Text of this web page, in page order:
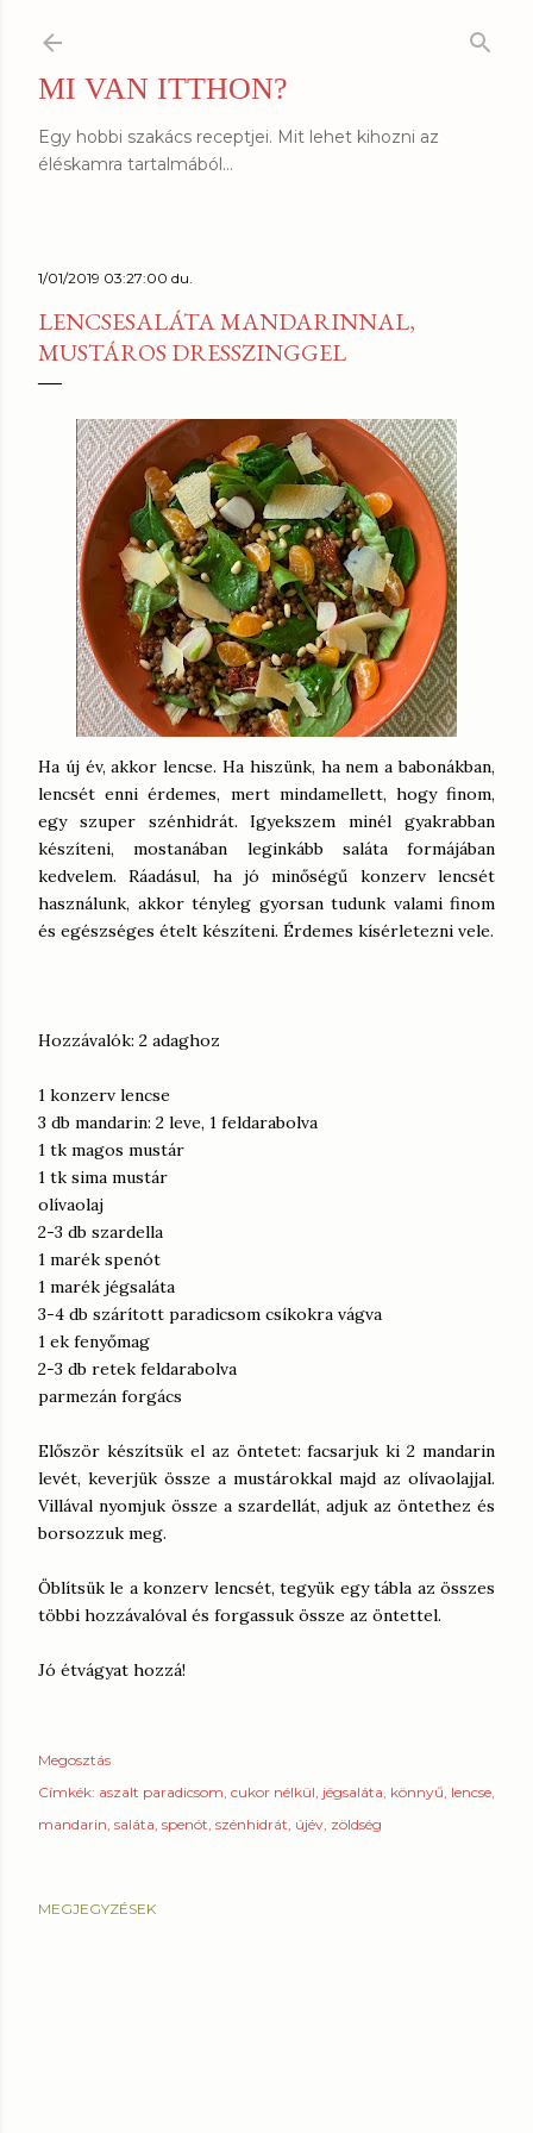
MI VAN ITTHON?
Egy hobbi szakács receptjei. Mit lehet kihozni az
éléskamra tartalmából...
1/01/2019 03:27:00 du.
LENCSESALÁTA MANDARINNAL,
MUSTÁROS DRESSZINGGEL
Ha új év, akkor lencse. Ha hiszünk, ha nem a babonákban,
lencsét enni érdemes, mert mindamellett, hogy finom,
egy szuper szénhidrát. Igyekszem minél gyakrabban
készíteni, mostanában leginkább saláta formájában
kedvelem. Ráadásul, ha jó minőségű konzerv lencsét
használunk, akkor tényleg gyorsan tudunk valami finom
és egészséges ételt készíteni. Érdemes kísérletezni vele.
Hozzávalók: 2 adaghoz
1 konzerv lencse
3 db mandarin: 2 leve, 1 feldarabolva
1 tk magos mustár
1 tk sima mustár
olívaolaj
2-3 db szardella
1 marék spenót
1 marék jégsaláta
3-4 db szárított paradicsom csíkokra vágva
1 ek fenyőmag
2-3 db retek feldarabolva
parmezán forgács
Először készítsük el az öntetet: facsarjuk ki 2 mandarin
levét, keverjük össze a mustárokkal majd az olívaolajjal.
Villával nyomjuk össze a szardellát, adjuk az öntethez és
borsozzuk meg.
Öblítsük le a konzerv lencsét, tegyük egy tábla az összes
többi hozzávalóval és forgassuk össze az öntettel.
Jó étvágyat hozzá!
Megosztás
Címkék: aszalt paradicsom cukor nélkül jégsaláta könnyű lencse
mandarin saláta spenót szénhidrát újév zöldség
MEGJEGYZÉSEK